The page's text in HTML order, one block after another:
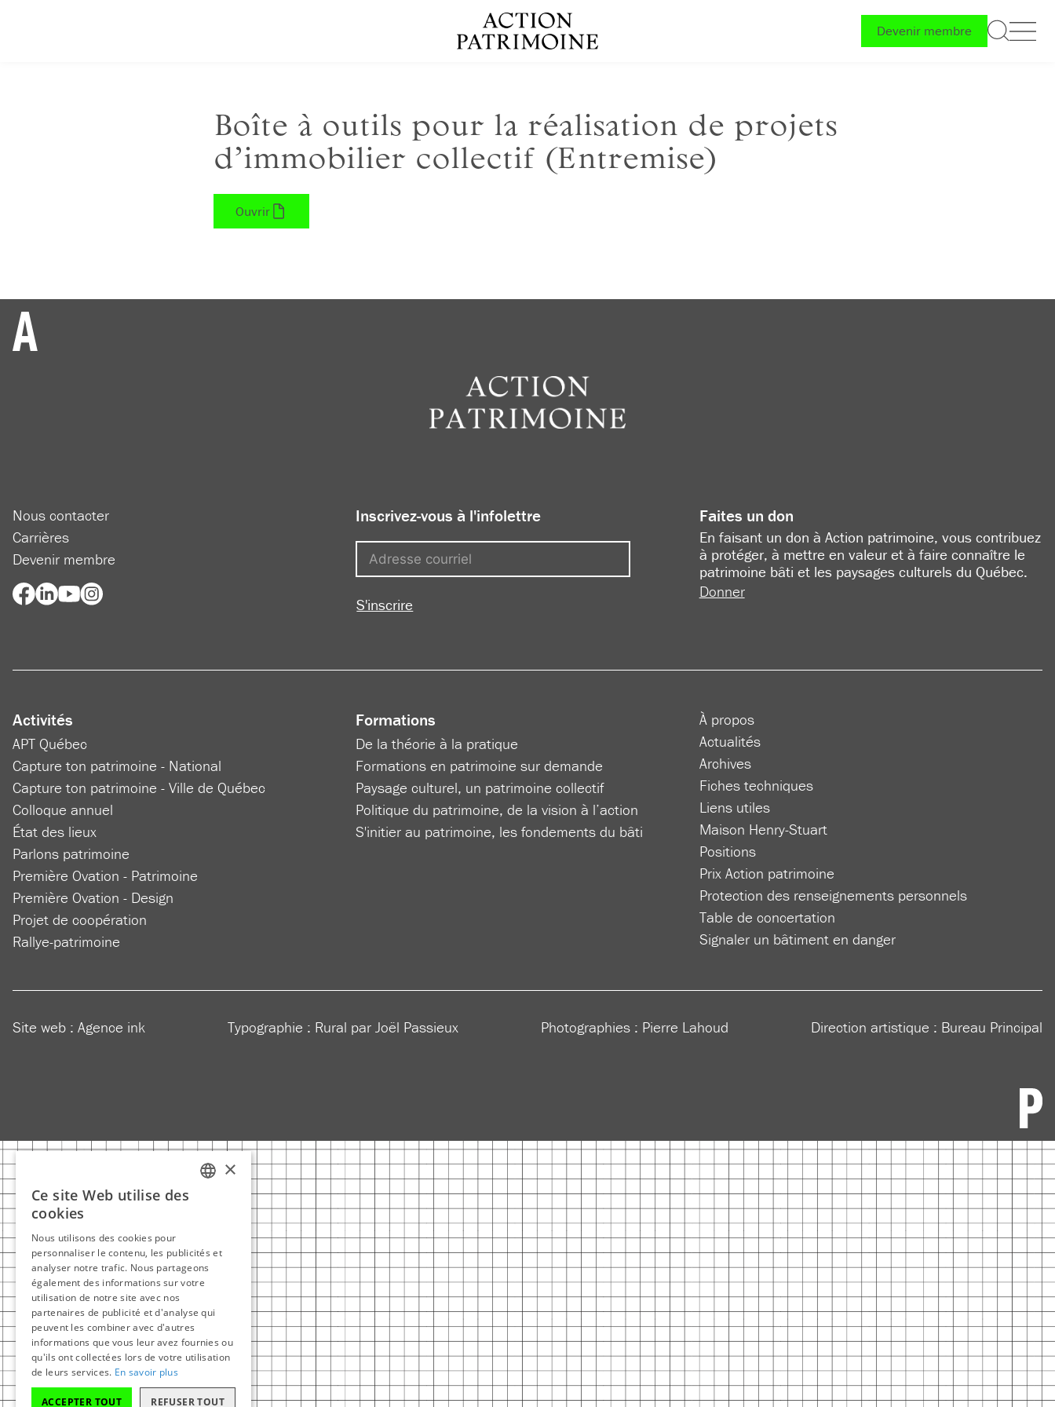
Devenir membre
Boîte à outils pour la réalisation de projets
d’immobilier collectif (Entremise)
Ouvrir
Nous contacter
Carrières
Devenir membre
Inscrivez-vous à l'infolettre
S'inscrire
Faites un don
En faisant un don à Action patrimoine, vous contribuez
à protéger, à mettre en valeur et à faire connaître le
patrimoine bâti et les paysages culturels du Québec.
Donner
Activités
APT Québec
Capture ton patrimoine - National
Capture ton patrimoine - Ville de Québec
Colloque annuel
État des lieux
Parlons patrimoine
Première Ovation - Patrimoine
Première Ovation - Design
Projet de coopération
Rallye-patrimoine
Formations
De la théorie à la pratique
Formations en patrimoine sur demande
Paysage culturel, un patrimoine collectif
Politique du patrimoine, de la vision à l’action
S'initier au patrimoine, les fondements du bâti
À propos
Actualités
Archives
Fiches techniques
Liens utiles
Maison Henry-Stuart
Positions
Prix Action patrimoine
Protection des renseignements personnels
Table de concertation
Signaler un bâtiment en danger
Site web : Agence ink Typographie : Rural par Joël Passieux Photographies : Pierre Lahoud Direction artistique : Bureau Principal
×
Ce site Web utilise des
cookies
Nous utilisons des cookies pour
personnaliser le contenu, les publicités et
analyser notre trafic. Nous partageons
également des informations sur votre
utilisation de notre site avec nos
partenaires de publicité et d'analyse qui
peuvent les combiner avec d'autres
informations que vous leur avez fournies ou
qu'ils ont collectées lors de votre utilisation
de leurs services. En savoir plus
ACCEPTER TOUT REFUSER TOUT